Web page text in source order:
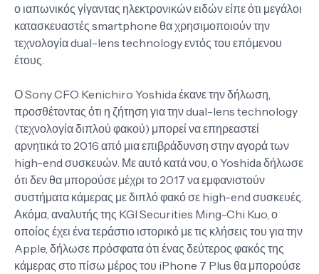
ο ιαπωνικός γίγαντας ηλεκτρονικών ειδών είπε ότι μεγάλοι
κατασκευαστές smartphone θα χρησιμοποιούν την
τεχνολογία dual-lens technology εντός του επόμενου
έτους.
Ο Sony CFO Kenichiro Yoshida έκανε την δήλωση,
προσθέτοντας ότι η ζήτηση για την dual-lens technology
(τεχνολογία διπλού φακού) μπορεί να επηρεαστεί
αρνητικά το 2016 από μια επιβράδυνση στην αγορά των
high-end συσκευών. Με αυτό κατά νου, ο Yoshida δήλωσε
ότι δεν θα μπορούσε μέχρι το 2017 να εμφανιστούν
συστήματα κάμερας με διπλό φακό σε high-end συσκευές.
Ακόμα, αναλυτής της KGI Securities Ming-Chi Kuo, ο
οποίος έχει ένα τεράστιο ιστορικό με τις κλήσεις του για την
Apple, δήλωσε πρόσφατα ότι ένας δεύτερος φακός της
κάμερας στο πίσω μέρος του iPhone 7 Plus θα μπορούσε